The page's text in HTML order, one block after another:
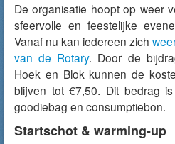
De organisatie hoopt op weer
sfeervolle en feestelijke
Vanaf nu kan iedereen zich
van de Rotary. Door de
Hoek en Blok kunnen de
blijven tot €7,50. Dit bedrag
goodiebag en consumptiebon.
Startschot & warming-up